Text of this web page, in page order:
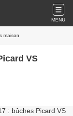
MENU
maison
VS